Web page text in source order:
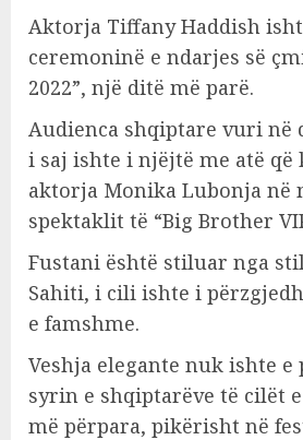
Aktorja Tiffany Haddish
ceremoninë e ndarjes së
2022”, një ditë më parë.
Audienca shqiptare vuri në
i saj ishte i njëjtë me atë që
aktorja Monika Lubonja në
spektaklit të “Big Brother
Fustani është stiluar nga
Sahiti, i cili ishte i
e famshme.
Veshja elegante nuk ishte
syrin e shqiptarëve të cilët
më përpara, pikërisht në